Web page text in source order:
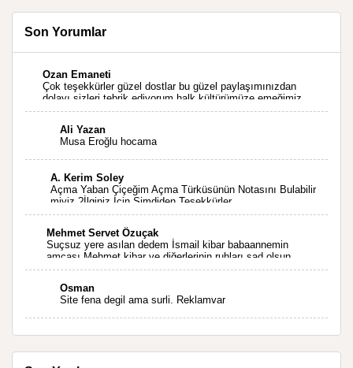
Son Yorumlar
Ozan Emaneti
Çok teşekkürler güzel dostlar bu güzel paylaşımınızdan
dolayı sizleri tebrik ediyorum halk kültürümüze emeğimiz
geçti ise ne mutlu bizlere sizlerin sayesinde türkülerimiz
Ali Yazan
Musa Eroğlu hocama
A. Kerim Soley
Açma Yaban Çiçeğim Açma Türküsünün Notasını Bulabilir
miyiz ?İlginiz İçin Şimdiden Teşekkürler.
Mehmet Servet Özuçak
Suçsuz yere asılan dedem İsmail kibar babaannemin
amcası Mehmet kibar ve diğerlerinin ruhları şad olsun.
Kahrolsun Cemal paşa
Osman
Site fena degil ama surli. Reklamvar